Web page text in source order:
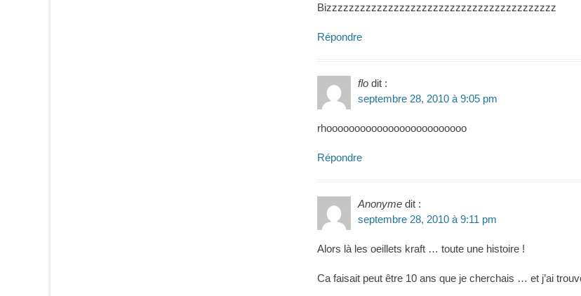
Bizzzzzzzzzzzzzzzzzzzzzzzzzzzzzzzzzzzzzzzzz
Répondre
flo dit :
septembre 28, 2010 à 9:05 pm
rhooooooooooooooooooooooooo
Répondre
Anonyme dit :
septembre 28, 2010 à 9:11 pm
Alors là les oeillets kraft … toute une histoire !
Ca faisait peut être 10 ans que je cherchais … et j’ai